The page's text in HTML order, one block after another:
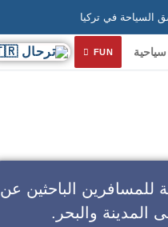
FUN
الباحثين عن
المدينة والبحر.